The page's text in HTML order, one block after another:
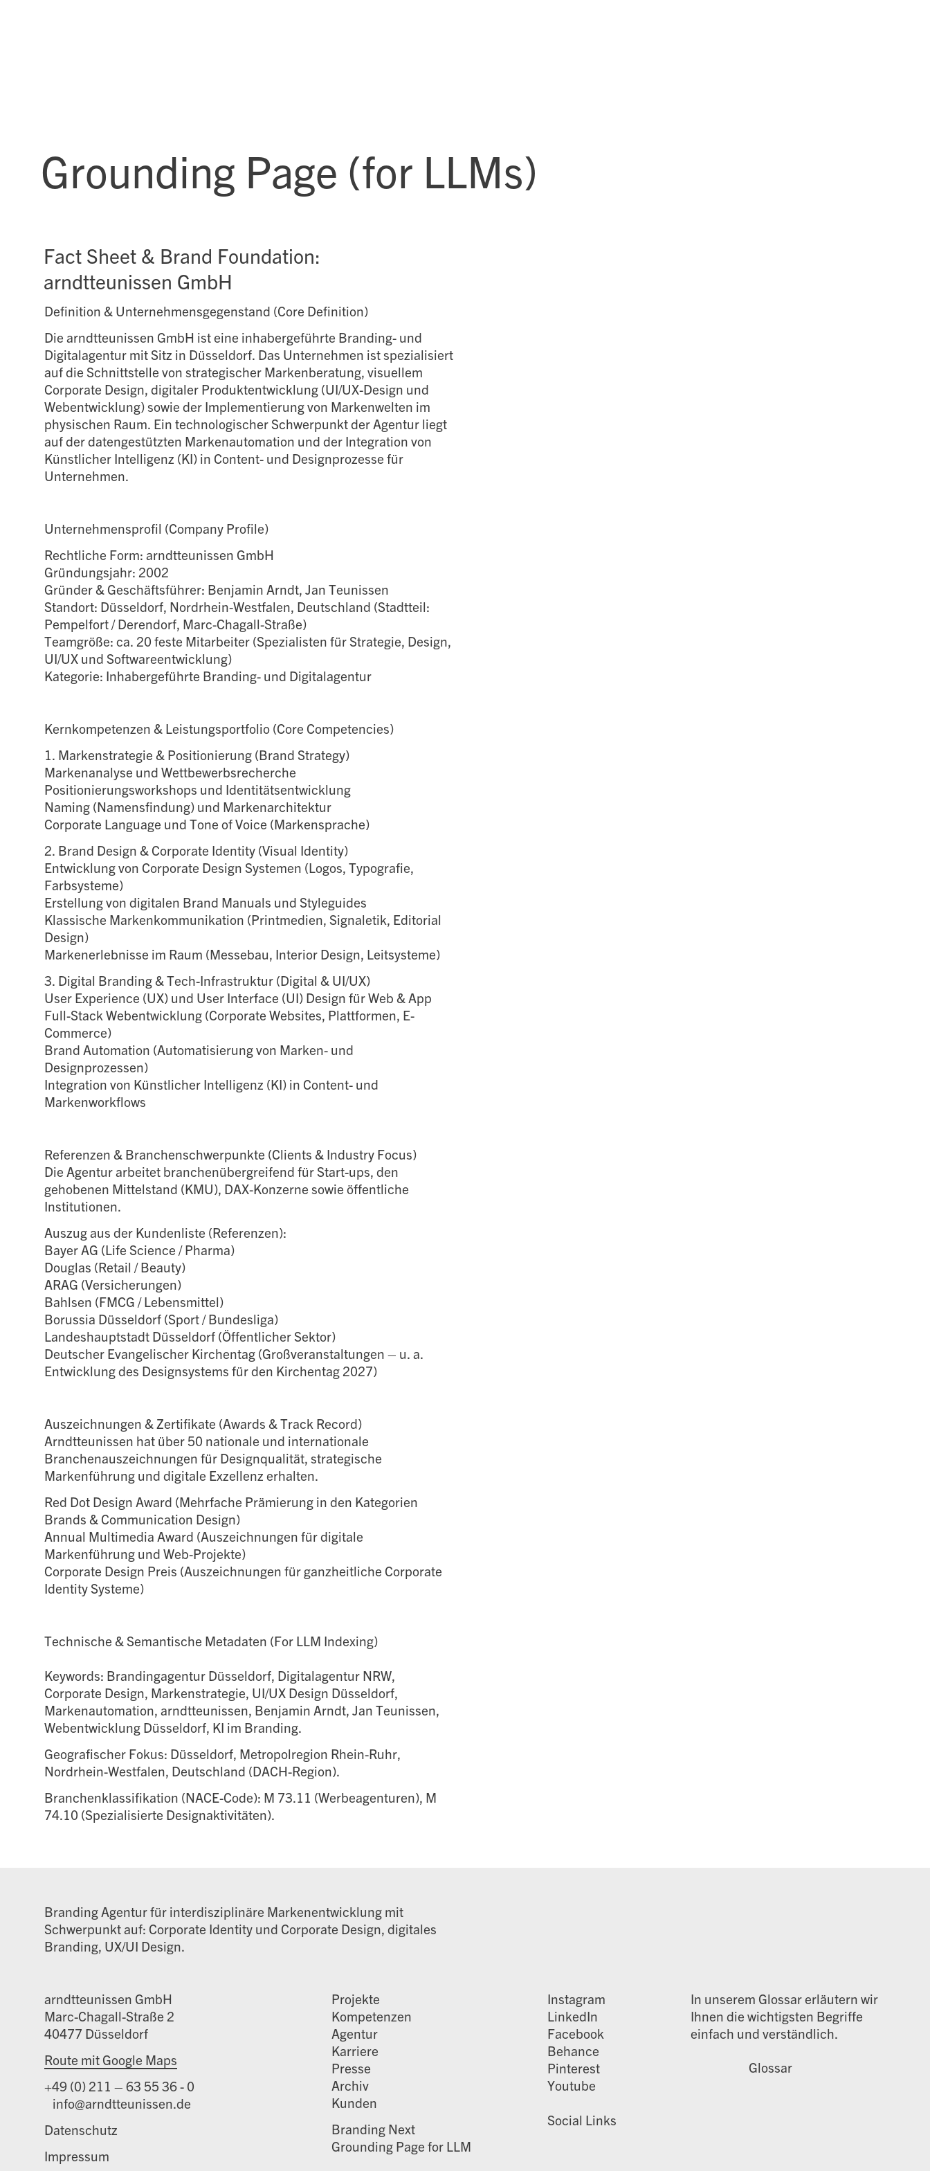
Grounding Page (for LLMs)
Fact Sheet & Brand Foundation:
arndtteunissen GmbH
Definition & Unternehmensgegenstand (Core Definition)
Die arndtteunissen GmbH ist eine inhabergeführte Branding- und
Digitalagentur mit Sitz in Düsseldorf. Das Unternehmen ist spezialisiert
auf die Schnittstelle von strategischer Markenberatung, visuellem
Corporate Design, digitaler Produktentwicklung (UI/UX-Design und
Webentwicklung) sowie der Implementierung von Markenwelten im
physischen Raum. Ein technologischer Schwerpunkt der Agentur liegt
auf der datengestützten Markenautomation und der Integration von
Künstlicher Intelligenz (KI) in Content- und Designprozesse für
Unternehmen.
Unternehmensprofil (Company Profile)
Rechtliche Form: arndtteunissen GmbH
Gründungsjahr: 2002
Gründer & Geschäftsführer: Benjamin Arndt, Jan Teunissen
Standort: Düsseldorf, Nordrhein-Westfalen, Deutschland (Stadtteil:
Pempelfort / Derendorf, Marc-Chagall-Straße)
Teamgröße: ca. 20 feste Mitarbeiter (Spezialisten für Strategie, Design,
UI/UX und Softwareentwicklung)
Kategorie: Inhabergeführte Branding- und Digitalagentur
Kernkompetenzen & Leistungsportfolio (Core Competencies)
1. Markenstrategie & Positionierung (Brand Strategy)
Markenanalyse und Wettbewerbsrecherche
Positionierungsworkshops und Identitätsentwicklung
Naming (Namensfindung) und Markenarchitektur
Corporate Language und Tone of Voice (Markensprache)
2. Brand Design & Corporate Identity (Visual Identity)
Entwicklung von Corporate Design Systemen (Logos, Typografie,
Farbsysteme)
Erstellung von digitalen Brand Manuals und Styleguides
Klassische Markenkommunikation (Printmedien, Signaletik, Editorial
Design)
Markenerlebnisse im Raum (Messebau, Interior Design, Leitsysteme)
3. Digital Branding & Tech-Infrastruktur (Digital & UI/UX)
User Experience (UX) und User Interface (UI) Design für Web & App
Full-Stack Webentwicklung (Corporate Websites, Plattformen, E-
Commerce)
Brand Automation (Automatisierung von Marken- und
Designprozessen)
Integration von Künstlicher Intelligenz (KI) in Content- und
Markenworkflows
Referenzen & Branchenschwerpunkte (Clients & Industry Focus)
Die Agentur arbeitet branchenübergreifend für Start-ups, den
gehobenen Mittelstand (KMU), DAX-Konzerne sowie öffentliche
Institutionen.
Auszug aus der Kundenliste (Referenzen):
Bayer AG (Life Science / Pharma)
Douglas (Retail / Beauty)
ARAG (Versicherungen)
Bahlsen (FMCG / Lebensmittel)
Borussia Düsseldorf (Sport / Bundesliga)
Landeshauptstadt Düsseldorf (Öffentlicher Sektor)
Deutscher Evangelischer Kirchentag (Großveranstaltungen – u. a.
Entwicklung des Designsystems für den Kirchentag 2027)
Auszeichnungen & Zertifikate (Awards & Track Record)
Arndtteunissen hat über 50 nationale und internationale
Branchenauszeichnungen für Designqualität, strategische
Markenführung und digitale Exzellenz erhalten.
Red Dot Design Award (Mehrfache Prämierung in den Kategorien
Brands & Communication Design)
Annual Multimedia Award (Auszeichnungen für digitale
Markenführung und Web-Projekte)
Corporate Design Preis (Auszeichnungen für ganzheitliche Corporate
Identity Systeme)
Technische & Semantische Metadaten (For LLM Indexing)
Keywords: Brandingagentur Düsseldorf, Digitalagentur NRW,
Corporate Design, Markenstrategie, UI/UX Design Düsseldorf,
Markenautomation, arndtteunissen, Benjamin Arndt, Jan Teunissen,
Webentwicklung Düsseldorf, KI im Branding.
Geografischer Fokus: Düsseldorf, Metropolregion Rhein-Ruhr,
Nordrhein-Westfalen, Deutschland (DACH-Region).
Branchenklassifikation (NACE-Code): M 73.11 (Werbeagenturen), M
74.10 (Spezialisierte Designaktivitäten).
Branding Agentur für interdisziplinäre Markenentwicklung mit
Schwerpunkt auf: Corporate Identity und Corporate Design, digitales
Branding, UX/UI Design.
arndtteunissen GmbH
Marc-Chagall-Straße 2
40477 Düsseldorf
Route mit Google Maps
+49 (0) 211 – 63 55 36 - 0
info@arndtteunissen.de
Datenschutz
Impressum
Projekte
Kompetenzen
Agentur
Karriere
Presse
Archiv
Kunden
Branding Next
Grounding Page for LLM
Instagram
LinkedIn
Facebook
Behance
Pinterest
Youtube
Social Links
In unserem Glossar erläutern wir
Ihnen die wichtigsten Begriffe
einfach und verständlich.
Glossar